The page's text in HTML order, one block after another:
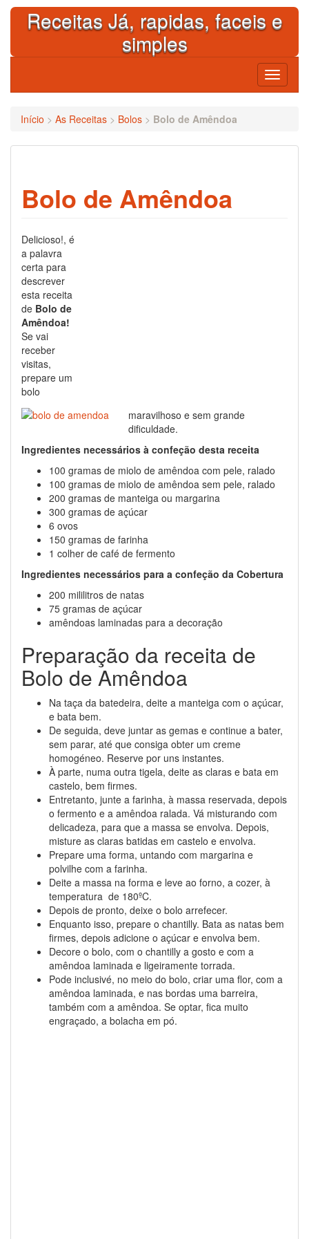
Skip
contentReceitas Já, rapidas, faceis e
simples
Toggle
Início > As Receitas > Bolos > Bolo de Amêndoa
Bolo de Amêndoa
Delicioso!, é
a palavra
certa para
descrever
esta receita
de Bolo de
Amêndoa!
Se vai
receber
visitas,
prepare um
bolo
maravilhoso e sem grande
dificuldade.
Ingredientes necessários à confeção desta receita
100 gramas de miolo de amêndoa com pele, ralado
100 gramas de miolo de amêndoa sem pele, ralado
200 gramas de manteiga ou margarina
300 gramas de açúcar
6 ovos
150 gramas de farinha
1 colher de café de fermento
Ingredientes necessários para a confeção da Cobertura
200 mililitros de natas
75 gramas de açúcar
amêndoas laminadas para a decoração
Preparação da receita de
Bolo de Amêndoa
Na taça da batedeira, deite a manteiga com o açúcar,
e bata bem.
De seguida, deve juntar as gemas e continue a bater,
sem parar, até que consiga obter um creme
homogéneo. Reserve por uns instantes.
À parte, numa outra tigela, deite as claras e bata em
castelo, bem firmes.
Entretanto, junte a farinha, à massa reservada, depois
o fermento e a amêndoa ralada. Vá misturando com
delicadeza, para que a massa se envolva. Depois,
misture as claras batidas em castelo e envolva.
Prepare uma forma, untando com margarina e
polvilhe com a farinha.
Deite a massa na forma e leve ao forno, a cozer, à
temperatura de 180ºC.
Depois de pronto, deixe o bolo arrefecer.
Enquanto isso, prepare o chantilly. Bata as natas bem
firmes, depois adicione o açúcar e envolva bem.
Decore o bolo, com o chantilly a gosto e com a
amêndoa laminada e ligeiramente torrada.
Pode inclusivé, no meio do bolo, criar uma flor, com a
amêndoa laminada, e nas bordas uma barreira,
também com a amêndoa. Se optar, fica muito
engraçado, a bolacha em pó.